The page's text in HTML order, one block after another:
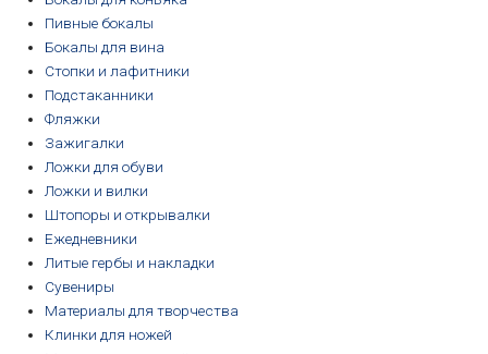
Пивные бокалы
Бокалы для вина
Стопки и лафитники
Подстаканники
Фляжки
Зажигалки
Ложки для обуви
Ложки и вилки
Штопоры и открывалки
Ежедневники
Литые гербы и накладки
Сувениры
Материалы для творчества
Клинки для ножей